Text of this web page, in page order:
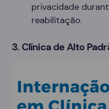
privacidade
reabilitação.
3. Clínica de Alto